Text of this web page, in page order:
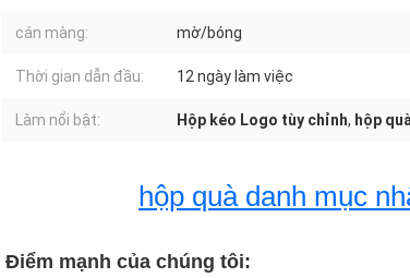
cán màng: mờ/bóng
Thời gian dẫn đầu: 12 ngày làm việc
Làm nổi bật: Hộp kéo Logo tùy chỉnh, hộp
hộp quà danh mục
Điểm mạnh của chúng tôi: